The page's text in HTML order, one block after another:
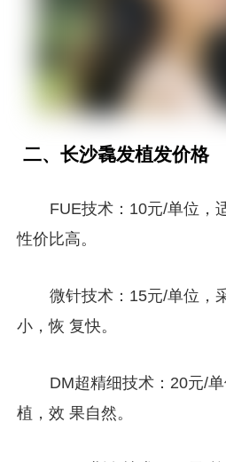
二、长沙毳发植发价格
FUE技术：10元/单位，
性价比高。
微针技术：15元/单位，
小，恢 复快。
DM超精细技术：20元/
植，效 果自然。